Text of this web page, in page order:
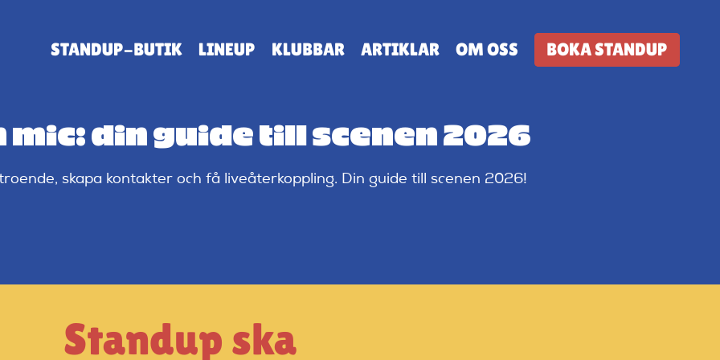
STANDUP-BUTIK LINEUP KLUBBAR ARTIKLAR OM OSS BOKA STANDUP
din guide till scenen 2026
skapa kontakter och få liveåterkoppling. Din guide till scenen 2026!
Standup ska